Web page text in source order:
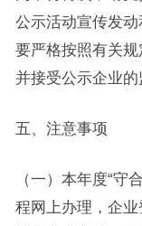
公示活动宣传发动
要严格按照有关规
并接受公示企业的
五、注意事项
（一）本年度“守
程网上办理，企业